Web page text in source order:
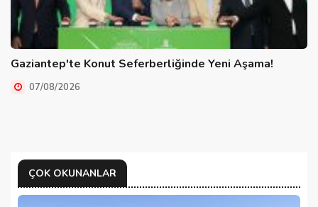
Gaziantep'te Konut Seferberliğinde Yeni Aşama!
07/08/2026
ÇOK OKUNANLAR